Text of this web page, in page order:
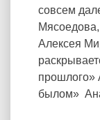
совсем
Алексея
прошлого»
былом»